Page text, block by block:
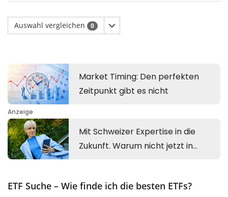
Auswahl vergleichen 0
ETF Suche – Wie finde ich die besten ETFs?